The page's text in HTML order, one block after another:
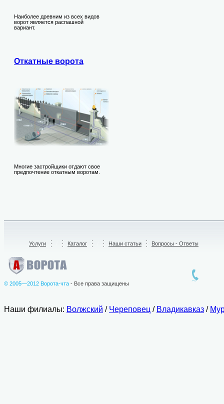
Наиболее древним из всех видов
ворот является распашной
вариант.
Откатные ворота
Многие застройщики отдают свое
предпочтение откатным воротам.
Услуги Каталог Наши статьи Вопросы - Ответы
© 2005—2012 Ворота-чта - Все права защищены
Наши филиалы: Волжский / Череповец / Владикавказ /